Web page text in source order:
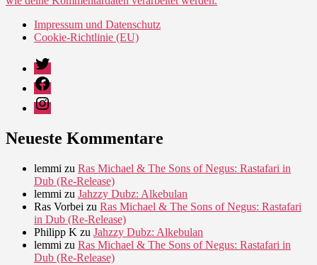
Impressum und Datenschutz
Cookie-Richtlinie (EU)
Twitter
Facebook
Instagram
Neueste Kommentare
lemmi zu Ras Michael & The Sons of Negus: Rastafari in
Dub (Re-Release)
lemmi zu Jahzzy Dubz: Alkebulan
Ras Vorbei zu Ras Michael & The Sons of Negus: Rastafari
in Dub (Re-Release)
Philipp K zu Jahzzy Dubz: Alkebulan
lemmi zu Ras Michael & The Sons of Negus: Rastafari in
Dub (Re-Release)